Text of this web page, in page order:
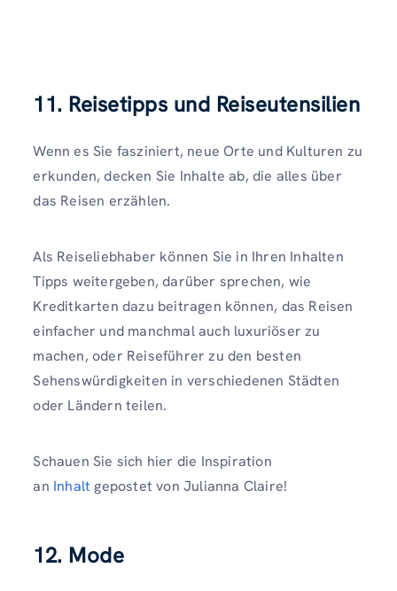
11. Reisetipps und Reiseutensilien
Wenn es Sie fasziniert, neue Orte und Kulturen zu
erkunden, decken Sie Inhalte ab, die alles über
das Reisen erzählen.
Als Reiseliebhaber können Sie in Ihren Inhalten
Tipps weitergeben, darüber sprechen, wie
Kreditkarten dazu beitragen können, das Reisen
einfacher und manchmal auch luxuriöser zu
machen, oder Reiseführer zu den besten
Sehenswürdigkeiten in verschiedenen Städten
oder Ländern teilen.
Schauen Sie sich hier die Inspiration
an Inhalt gepostet von Julianna Claire!
12. Mode